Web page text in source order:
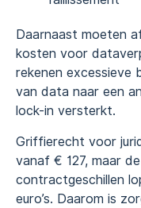
Daarnaast moeten
kosten voor
rekenen excessieve
van data naar een
lock-in versterkt.
Griffierecht voor
vanaf € 127, maar
contractgeschillen
euro’s. Daarom is